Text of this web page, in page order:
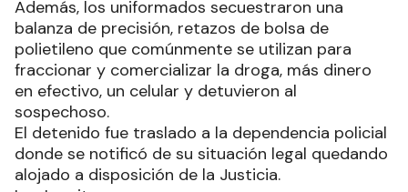
presunto autor como así también los efectos
robados, por lo que se solicitó orden de
allanamiento al Juzgado de Instrucción y
Correccional 1 para la vivienda ubicada en
avenida Independencia al 700 donde se encontró
dinero relacionado al hecho investigado y
cocaína, con un peso total de 456 gramos.
Además, los uniformados secuestraron una
balanza de precisión, retazos de bolsa de